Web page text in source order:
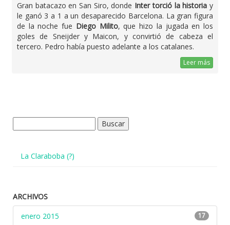
Gran batacazo en San Siro, donde Inter torció la historia y
le ganó 3 a 1 a un desaparecido Barcelona. La gran figura
de la noche fue Diego Milito, que hizo la jugada en los
goles de Sneijder y Maicon, y convirtió de cabeza el
tercero. Pedro había puesto adelante a los catalanes.
Leer más
La Claraboba (?)
ARCHIVOS
enero 2015
17